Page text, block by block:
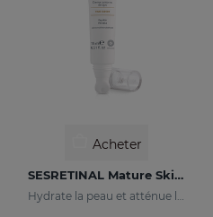
Acheter
SESRETINAL Mature Skin Gel Contour Des Yeux
Hydrate la peau et atténue les rides